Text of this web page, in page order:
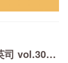
AT トークセッション with 谷村英司 vol.305（7/12）